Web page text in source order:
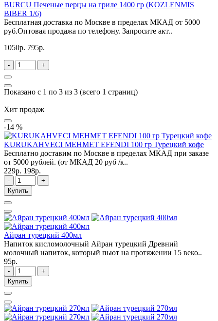
BURCU Печеные перцы на гриле 1400 гр (KOZLENMIS
BIBER 1/6)
Бесплатная доставка по Москве в пределах МКАД от 5000
руб.Оптовая продажа по телефону. Запросите акт..
1050р. 795р.
- +
Показано с 1 по 3 из 3 (всего 1 страниц)
Хит продаж
-14 %
KURUKAHVECI MEHMET EFENDI 100 гр Турецкий кофе
Бесплатно доставим по Москве в пределах МКАД при заказе
от 5000 рублей. (от МКАД 20 руб /к..
229р. 198р.
-
+
Купить
Айран турецкий 400мл
Напиток кисломолочный Айран турецкий Древний
молочный напиток, который пьют на протяжении 15 веко..
95р.
-
+
Купить